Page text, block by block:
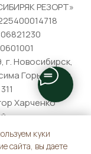
куки
сайта, вы даете
РЕЗОРТ»
г. Новосибирск,
Горького, д.
Харченко
на